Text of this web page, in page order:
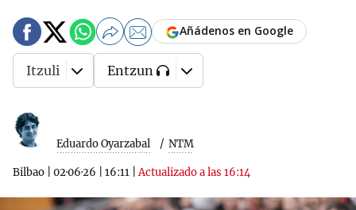
Eduardo Oyarzabal NTM
Bilbao 02·06·26 16:11 |Actualizado a las 16:14
Añádenos en Google
Itzuli Entzun